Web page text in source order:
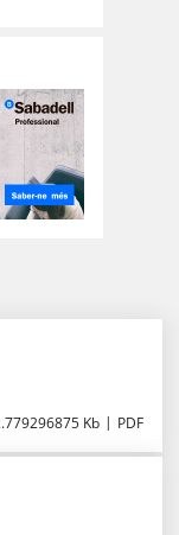
Kb PDF